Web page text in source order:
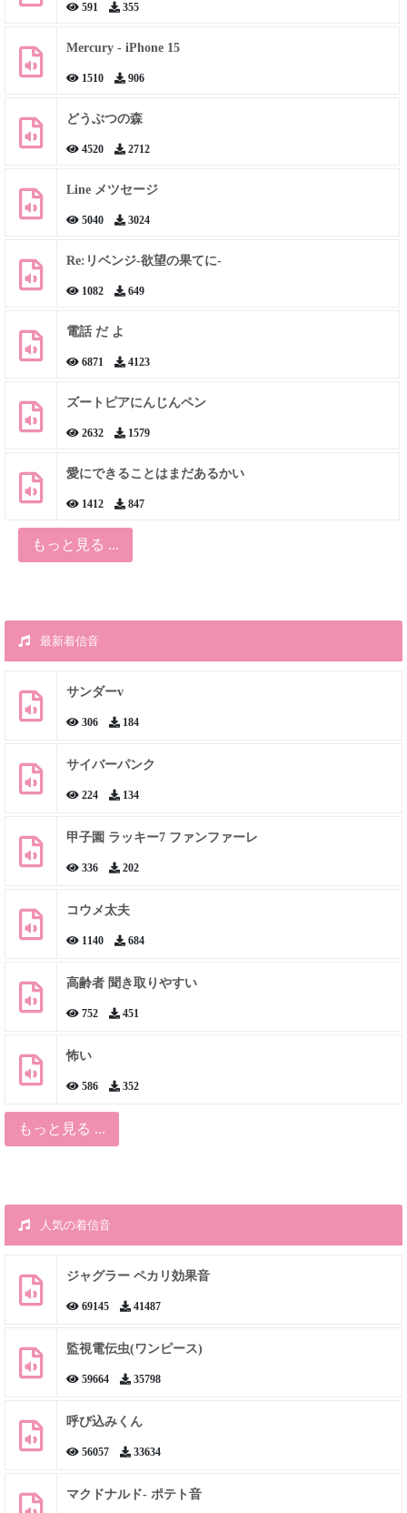
591 355
Mercury - iPhone 15
1510 906
どうぶつの森
4520 2712
Line メツセージ
5040 3024
Re:リベンジ-欲望の果てに-
1082 649
電話 だ よ
6871 4123
ズートピアにんじんペン
2632 1579
愛にできることはまだあるかい
1412 847
もっと見る ...
最新着信音
サンダーv
306 184
サイバーパンク
224 134
甲子園 ラッキー7 ファンファーレ
336 202
コウメ太夫
1140 684
高齢者 聞き取りやすい
752 451
怖い
586 352
もっと見る ...
人気の着信音
ジャグラー ペカリ効果音
69145 41487
監視電伝虫(ワンピース)
59664 35798
呼び込みくん
56057 33634
マクドナルド- ポテト音